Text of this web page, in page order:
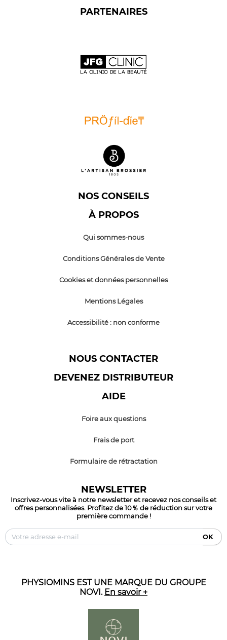
PARTENAIRES
NOS CONSEILS
À PROPOS
Qui sommes-nous
Conditions Générales de Vente
Cookies et données personnelles
Mentions Légales
Accessibilité : non conforme
NOUS CONTACTER
DEVENEZ DISTRIBUTEUR
AIDE
Foire aux questions
Frais de port
Formulaire de rétractation
NEWSLETTER
Inscrivez-vous vite à notre newsletter et recevez nos conseils et
offres personnalisées. Profitez de 10％ de réduction sur votre
première commande !
OK
PHYSIOMINS EST UNE MARQUE DU GROUPE
NOVI. En savoir +